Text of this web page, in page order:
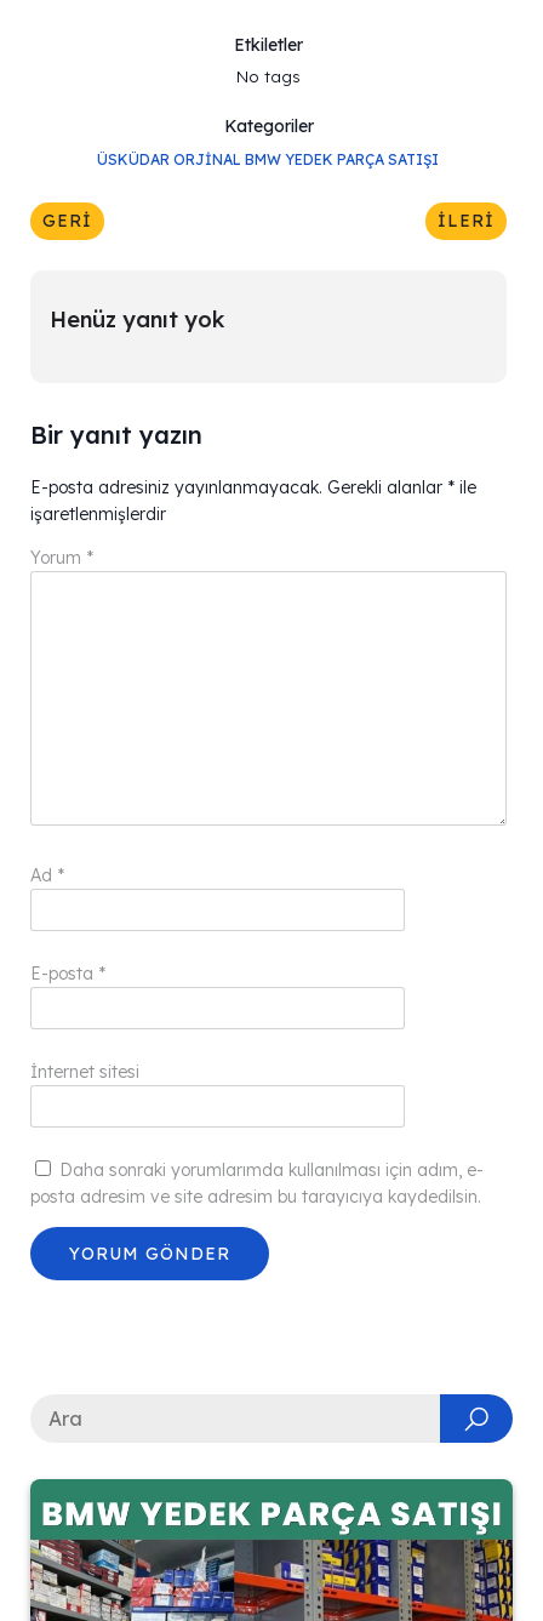
Etkiletler
No tags
Kategoriler
ÜSKÜDAR ORJINAL BMW YEDEK PARÇA SATIŞI
GERI İLERI
Henüz yanıt yok
Bir yanıt yazın
E-posta adresiniz yayınlanmayacak. Gerekli alanlar * ile
işaretlenmişlerdir
Yorum *
Ad *
E-posta *
İnternet sitesi
Daha sonraki yorumlarımda kullanılması için adım, e-
posta adresim ve site adresim bu tarayıcıya kaydedilsin.